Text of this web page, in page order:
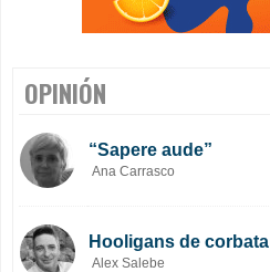
OPINIÓN
“Sapere aude”
Ana Carrasco
Hooligans de corbata
Alex Salebe